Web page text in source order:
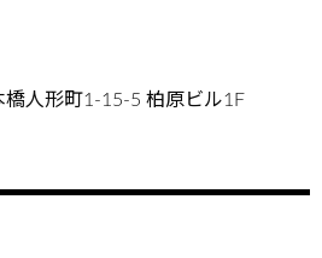
人形町1-15-5 柏原ビル1F